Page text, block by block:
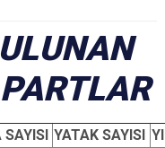
SAYISI YATAK SAYISI